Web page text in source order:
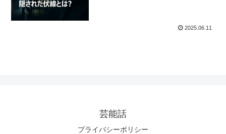
2025.06.11
芸能話
プライバシーポリシー